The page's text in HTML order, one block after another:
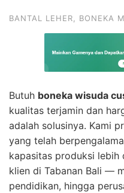
BANTAL LEHER BONEKA
Butuh boneka wisuda
kualitas terjamin dan
adalah solusinya. Kami
yang telah
kapasitas produksi lebih
klien di Tabanan Bali —
pendidikan, hingga